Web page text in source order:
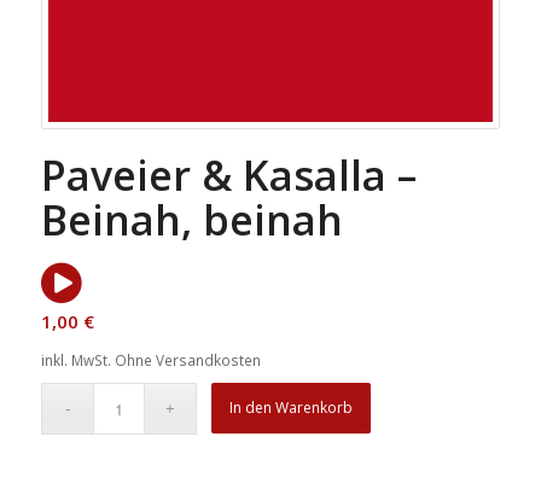
Paveier & Kasalla –
Beinah, beinah
1,00 €
inkl. MwSt. Ohne Versandkosten
In den Warenkorb